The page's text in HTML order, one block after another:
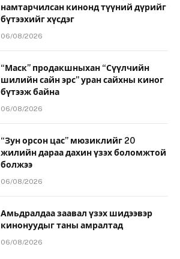
намтарчилсан кинонд түүний дүрийг
бүтээхийг хүсдэг
06/08/2026
“Маск” продакшныхан “Сүүлчийн
шилийн сайн эрс” уран сайхны киног
бүтээж байна
06/08/2026
“Зун орсон цас” мюзиклийг 20
жилийн дараа дахин үзэх боломжтой
болжээ
06/08/2026
Амьдралдаа заавал үзэх шидээвэр
кинонуудыг таны амралтад
06/08/2026